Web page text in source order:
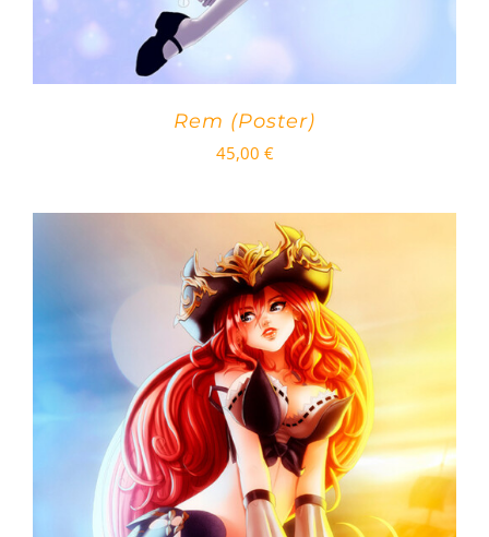
Rem (Poster)
45,00 €